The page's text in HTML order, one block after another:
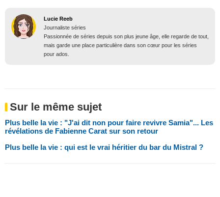
Lucie Reeb
Journaliste séries
Passionnée de séries depuis son plus jeune âge, elle regarde de tout,
mais garde une place particulière dans son cœur pour les séries
pour ados.
Sur le même sujet
Plus belle la vie : "J'ai dit non pour faire revivre Samia"... Les
révélations de Fabienne Carat sur son retour
Plus belle la vie : qui est le vrai héritier du bar du Mistral ?